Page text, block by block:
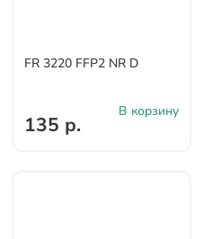
FR 3220 FFP2 NR D
135 р.
В корзину